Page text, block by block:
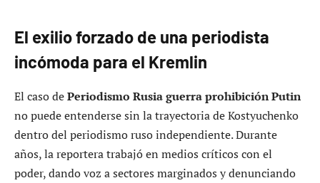
El exilio forzado de una periodista
incómoda para el Kremlin
El caso dePeriodismo Rusia guerra prohibición Putin
no puede entenderse sin la trayectoria de Kostyuchenko
dentro del periodismo ruso independiente. Durante
años, la reportera trabajó en medios críticos con el
poder, dando voz a sectores marginados y denunciando